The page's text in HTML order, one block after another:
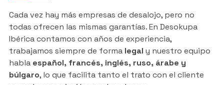
Cada vez hay más empresas de desalojo, pero no
todas ofrecen las mismas garantías. En Desokupa
Ibérica contamos con años de experiencia,
trabajamos siempre de forma legal y nuestro equipo
habla español, francés, inglés, ruso, árabe y
búlgaro, lo que facilita tanto el trato con el cliente